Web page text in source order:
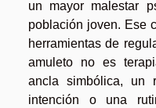
un mayor malestar
población joven. Ese
herramientas de
amuleto no es
ancla simbólica, un
intención o una